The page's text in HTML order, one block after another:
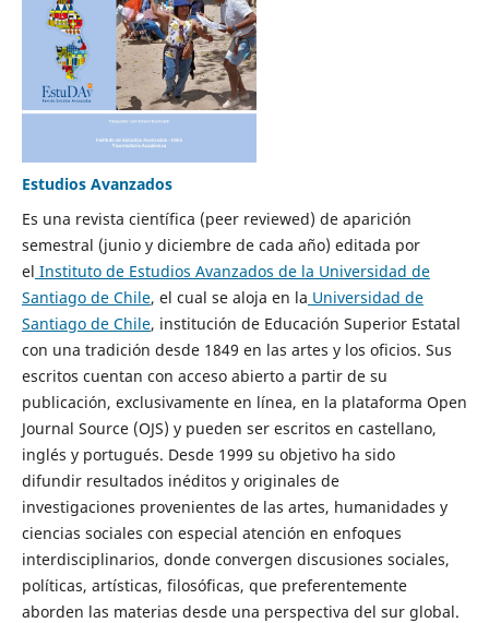
Estudios Avanzados
Es una revista científica (peer reviewed) de aparición
semestral (junio y diciembre de cada año) editada por
el Instituto de Estudios Avanzados de la Universidad de
Santiago de Chile, el cual se aloja en la Universidad de
Santiago de Chile, institución de Educación Superior Estatal
con una tradición desde 1849 en las artes y los oficios. Sus
escritos cuentan con acceso abierto a partir de su
publicación, exclusivamente en línea, en la plataforma Open
Journal Source (OJS) y pueden ser escritos en castellano,
inglés y portugués. Desde 1999 su objetivo ha sido
difundir resultados inéditos y originales de
investigaciones provenientes de las artes, humanidades y
ciencias sociales con especial atención en enfoques
interdisciplinarios, donde convergen discusiones sociales,
políticas, artísticas, filosóficas, que preferentemente
aborden las materias desde una perspectiva del sur global.